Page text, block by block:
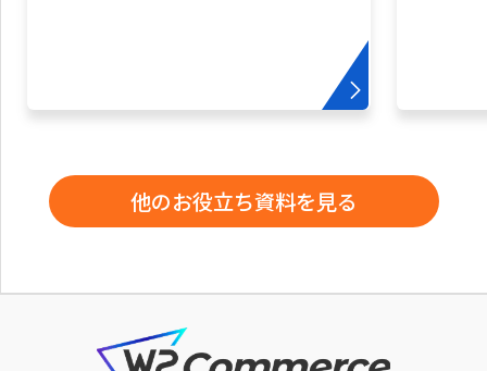
他のお役立ち資料を見る